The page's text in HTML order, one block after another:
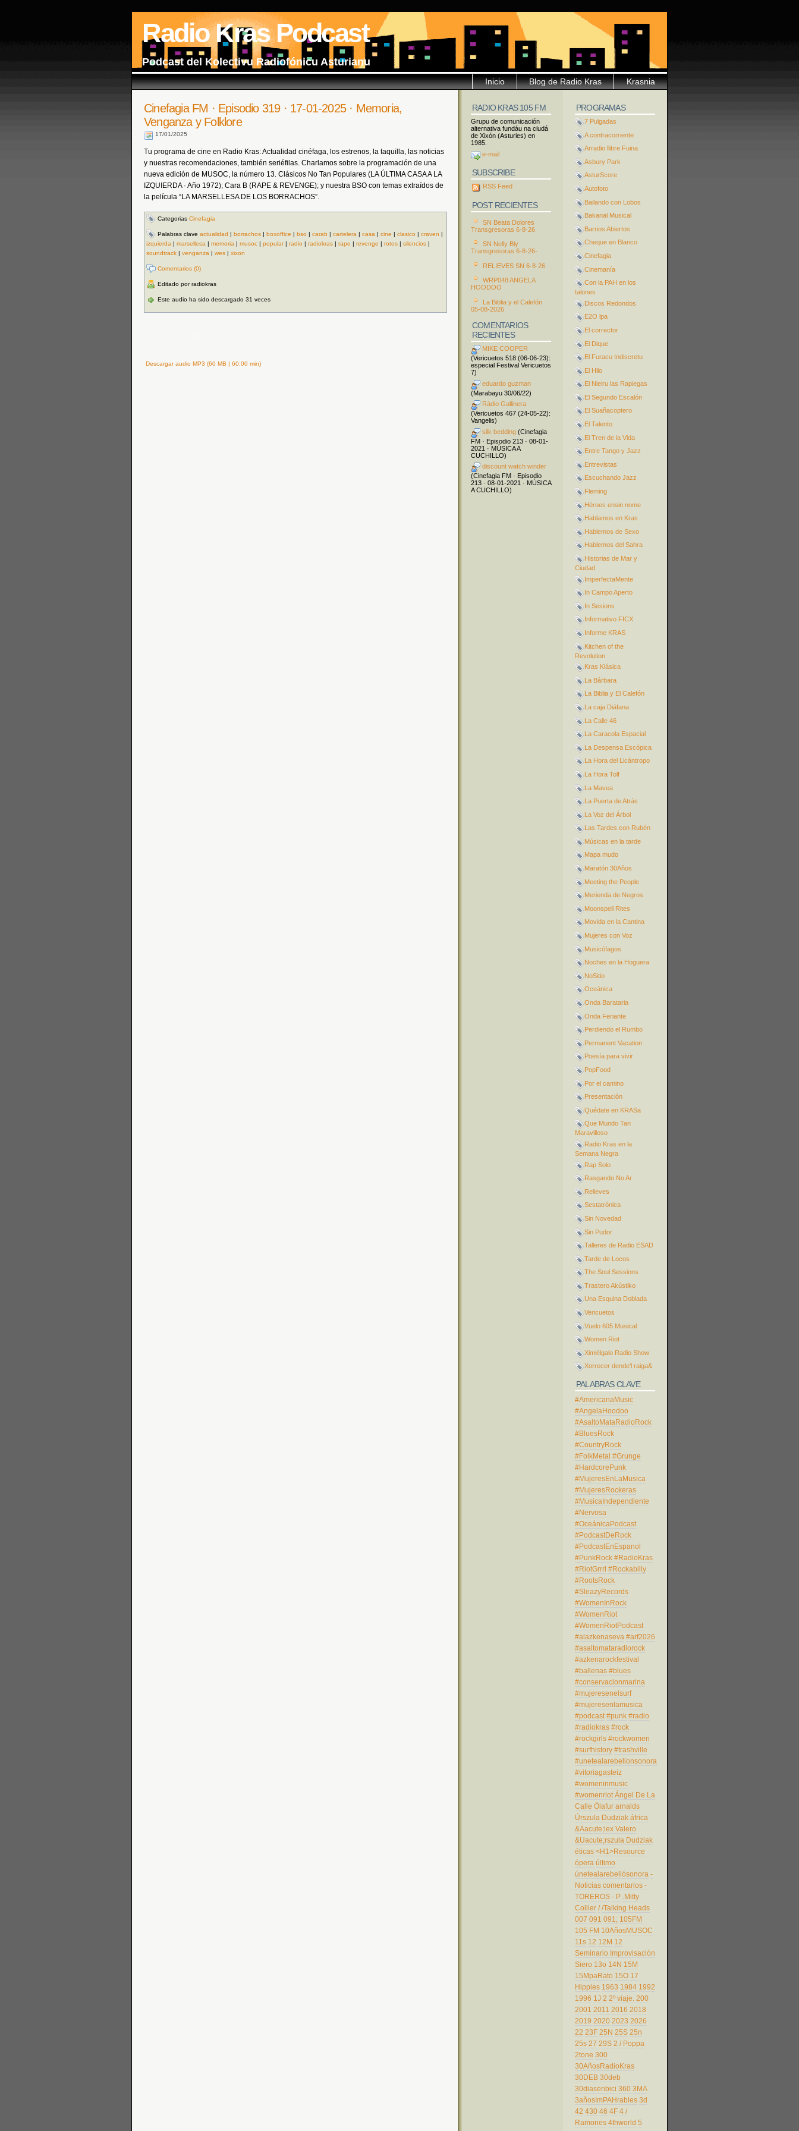
Radio Kras Podcast
Podcast del Kolectivu Radiofónicu Asturianu
Krasnia
Blog de Radio Kras
Inicio
Cinefagia FM · Episodio 319 · 17-01-2025 · Memoria,
Venganza y Folklore
17/01/2025
Tu programa de cine en Radio Kras: Actualidad cinéfaga, los estrenos, la taquilla, las noticias
y nuestras recomendaciones, también seriéfilas. Charlamos sobre la programación de una
nueva edición de MUSOC, la número 13. Clásicos No Tan Populares (LA ÚLTIMA CASA A LA
IZQUIERDA · Año 1972); Cara B (RAPE & REVENGE); y nuestra BSO con temas extraídos de
la película “LA MARSELLESA DE LOS BORRACHOS”.
Categorias Cinefagia
Palabras clave actualidad | borrachos | boxoffice | bso | carab | cartelera | casa | cine | clasico | craven |
izquierda | marsellesa | memoria | musoc | popular| radio | radiokras | rape | revenge | rotos | silencios |
soundtrack | venganza | wes | xixon
Comentarios (0)
Editado por radiokras
Este audio ha sido descargado 31 veces
Descargar audio MP3 (60 MB | 60:00 min)
PROGRAMAS
7 Pulgadas
A contracorriente
Arradio llibre Fuina
Asbury Park
AsturScore
Autofoto
Bailando con Lobos
Bakanal Musical
Barrios Abiertos
Cheque en Blanco
Cinefagia
Cinemanía
Con la PAH en los
talones
Discos Redondos
E2O lpa
El corrector
El Dique
El Furacu Indiscretu
El Hilo
El Nieiru las Rapiegas
El Segundo Escalón
El Suañacoptero
El Talento
El Tren de la Vida
Entre Tango y Jazz
Entrevistas
Escuchando Jazz
Fleming
Héroes ensin nome
Hablamos en Kras
Hablemos de Sexo
Hablemos del Sahra
Historias de Mar y
Ciudad
ImperfectaMente
In Campo Aperto
In Sesions
Informativo FICX
Informe KRAS
Kitchen of the
Revolution
Kras Klásica
La Bárbara
La Biblia y El Calefón
La caja Diáfana
La Calle 46
La Caracola Espacial
La Despensa Escópica
La Hora del Licántropo
La Hora Tolf
La Mavea
La Puerta de Atrás
La Voz del Árbol
Las Tardes con Rubén
Músicas en la tarde
Mapa mudo
Maratón 30Años
Meeting the People
Merienda de Negros
Moonspell Rites
Movida en la Cantina
Mujeres con Voz
Musicófagos
Noches en la Hoguera
NoSitio
Oceánica
Onda Barataria
Onda Feriante
Perdiendo el Rumbo
Permanent Vacation
Poesía para vivir
PopFood
Por el camino
Presentación
Quédate en KRASa
Que Mundo Tan
Maravilloso
Radio Kras en la
Semana Negra
Rap Solo
Rasgando No Ar
Relieves
Sestatrónica
Sin Novedad
Sin Pudor
Talleres de Radio ESAD
Tarde de Locos
The Soul Sessions
Trastero Akústiko
Una Esquina Doblada
Vericuetos
Vuelo 605 Musical
Women Riot
Ximiélgalo Radio Show
Xorrecer dende'l raiga&
PALABRAS CLAVE
#AmericanaMusic
#AngelaHoodoo
#AsaltoMataRadioRock
#BluesRock
#CountryRock
#FolkMetal #Grunge
#HardcorePunk
#MujeresEnLaMusica
#MujeresRockeras
#MusicaIndependiente
#Nervosa
#OceánicaPodcast
#PodcastDeRock
#PodcastEnEspanol
#PunkRock #RadioKras
#RiotGrrrl #Rockabilly
#RootsRock
#SleazyRecords
#WomenInRock
#WomenRiot
#WomenRiotPodcast
#alazkenaseva #arf2026
#asaltomataradiorock
#azkenarockfestival
#ballenas #blues
#conservacionmarina
#mujeresenelsurf
#mujeresenlamusica
#podcast #punk #radio
#radiokras #rock
#rockgirls #rockwomen
#surfhistory #trashville
#unetealarebelionsonora
#vitoriagasteiz
#womeninmusic
#womenriot Ángel De La
Calle Ölafur arnalds
Úrszula Dudziak áfrica
&Aacute;lex Valero
&Uacute;rszula Dudziak
éticas <H1>Resource
ópera último
únetealarebeliósonora -
Noticias comentarios -
TOREROS - P .Mitty
Collier / /Talking Heads
007 091 091; 105FM
105 FM 10AñosMUSOC
11s 12 12M 12
Seminario Improvisación
Siero 13o 14N 15M
15MpaRato 15O 17
Hippies 1963 1984 1992
1996 1J 2 2º viaje. 200
2001 2011 2016 2018
2019 2020 2023 2026
22 23F 25N 25S 25n
25s 27 29S 2 / Poppa
2tone 300
30AñosRadioKras
30DEB 30deb
30diasenbici 360 3MA
3añosImPAHrables 3d
42 430 46 4F 4 /
Ramones 4thworld 5
RADIO KRAS 105 FM
Grupu de comunicación
alternativa fundáu na ciudá
de Xixón (Asturies) en
1985.
e-mail
SUBSCRIBE
RSS Feed
POST RECIENTES
SN Beata Dolores
Transgresoras 6-8-26
SN Nelly Bly
Transgresoras 6-8-26-
RELIEVES SN 6-8-26
WRP048 ANGELA
HOODOO
La Biblia y el Calefón
05-08-2026
COMENTARIOS
RECIENTES
MIKE COOPER
(Vericuetos 518 (06-06-23):
especial Festival Vericuetos
7)
eduardo guzman
(Marabayu 30/06/22)
Ràdio Gallinera
(Vericuetos 467 (24-05-22):
Vangelis)
silk bedding (Cinefagia
FM · Episodio 213 · 08-01-
2021 · MÚSICA A
CUCHILLO)
discount watch winder
(Cinefagia FM · Episodio
213 · 08-01-2021 · MÚSICA
A CUCHILLO)